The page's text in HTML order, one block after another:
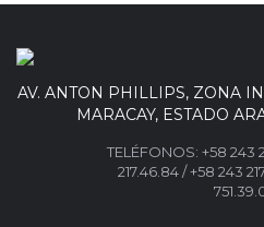
AV. ANTON PHILLIPS, ZONA
MARACAY, ESTADO
TELÉFONOS: +58 243
217.46.84/+58 243